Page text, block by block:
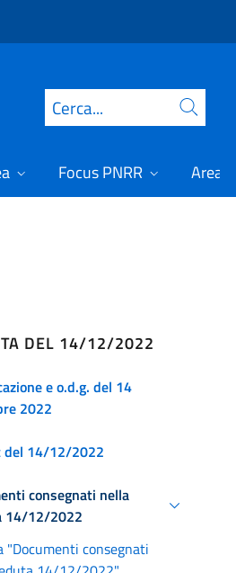
Cerca
Focus PNRR Area
DEL 14/12/2022
e o.d.g. del 14
2022
del 14/12/2022
consegnati nella
14/12/2022
"Documenti consegnati